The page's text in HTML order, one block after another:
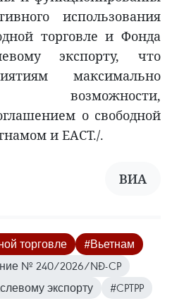
использования
торговле и Фонда
экспорту, что
максимально
возможности,
о свободной
и ЕАСТ./.
ВИА
торговле
#Вьетнам
№ 240/2026/NĐ-CP
экспорту
#CPTPP